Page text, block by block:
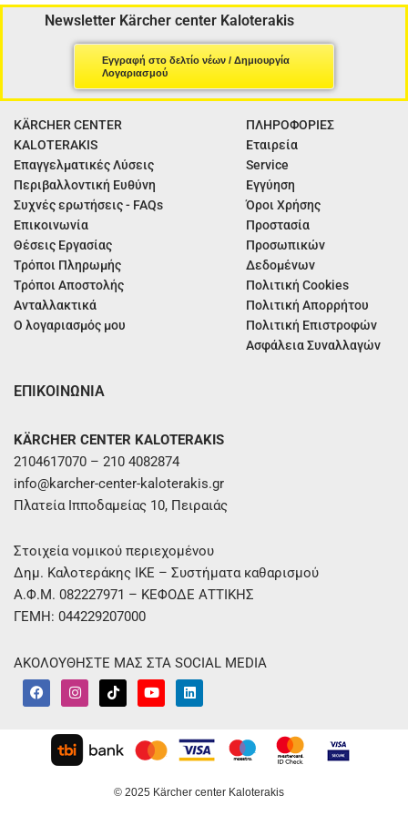
Newsletter Kärcher center Kaloterakis
Εγγραφή στο δελτίο νέων / Δημιουργία
Λογαριασμού
KÄRCHER CENTER
KALOTERAKIS
Επαγγελματικές Λύσεις
Περιβαλλοντική Ευθύνη
Συχνές ερωτήσεις - FAQs
Επικοινωνία
Θέσεις Εργασίας
Τρόποι Πληρωμής
Τρόποι Αποστολής
Ανταλλακτικά
Ο λογαριασμός μου
ΠΛΗΡΟΦΟΡΙΕΣ
Εταιρεία
Service
Εγγύηση
Όροι Χρήσης
Προστασία
Προσωπικών
Δεδομένων
Πολιτική Cookies
Πολιτική Απορρήτου
Πολιτική Επιστροφών
Ασφάλεια Συναλλαγών
ΕΠΙΚΟΙΝΩΝΙΑ
KÄRCHER CENTER KALOTERAKIS
2104617070 – 210 4082874
info@karcher-center-kaloterakis.gr
Πλατεία Ιπποδαμείας 10, Πειραιάς
Στοιχεία νομικού περιεχομένου
Δημ. Καλοτεράκης ΙΚΕ – Συστήματα καθαρισμού
Α.Φ.Μ. 082227971 – ΚΕΦΟΔΕ ΑΤΤΙΚΗΣ
ΓΕΜΗ: 044229207000
ΑΚΟΛΟΥΘΗΣΤΕ ΜΑΣ ΣΤΑ SOCIAL MEDIA
F
a
c
I
n
s
a
g
r
T
i
k
k
Y
o
u
u
b
L
i
n
e
d
i
© 2025 Kärcher center Kaloterakis